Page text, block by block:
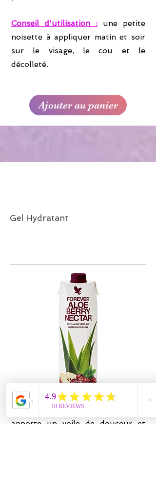
Conseil d'utilisation :
une petite
noisette à appliquer matin et soir
sur le visage, le cou et le
décolleté.
Ajouter au panier
Gel Hydratant
Un Gel Hydratant fondant qui
apporte un voile de douceur et